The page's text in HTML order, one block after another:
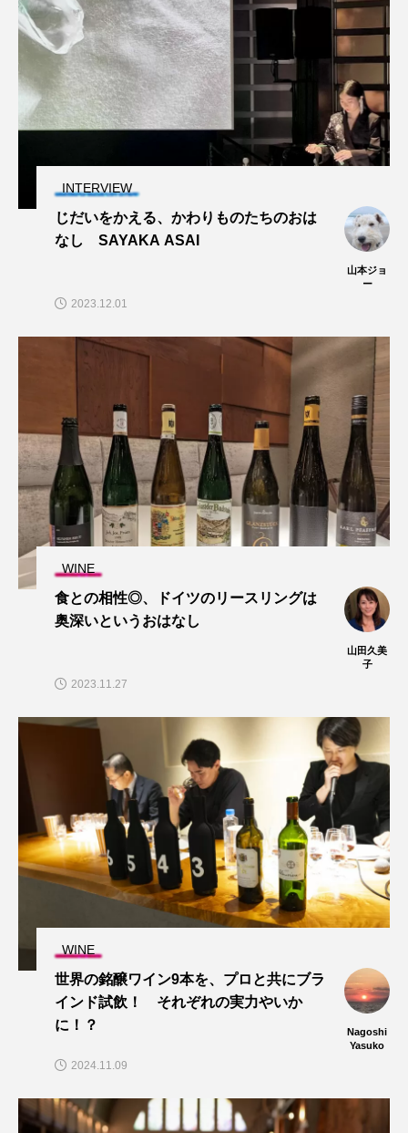
INTERVIEW
じだいをかえる、かわりものたちのおは
なし SAYAKA ASAI
山本ジョ
ー
2023.12.01
WINE
食との相性◎、ドイツのリースリングは
奥深いというおはなし
山田久美
子
2023.11.27
WINE
世界の銘醸ワイン9本を、プロと共にブラ
インド試飲！ それぞれの実力やいか
に！？
Nagoshi
Yasuko
2024.11.09